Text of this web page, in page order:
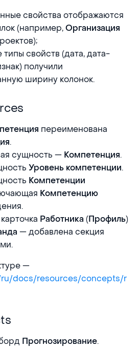
свойства отображаются
(например,Организация
свойств (дата, дата-
получили
ширину колонок.
переименована
.
сущность — Компетенция.
Уровень компетенции.
Компетенции
Компетенцию
Работника (Профиль)
— добавлена секция
—
docs/resources/concepts/r
Прогнозирование.